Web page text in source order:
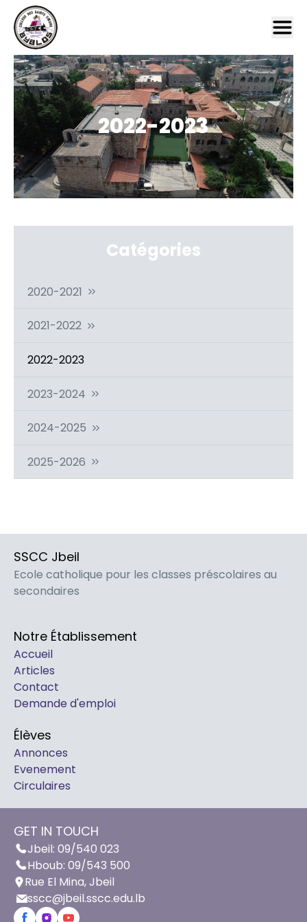
2022-2023
Catégories
2020-2021
2021-2022
2022-2023
2023-2024
2024-2025
2025-2026
SSCC Jbeil
Ecole catholique pour les classes préscolaires au
secondaires
Notre Établissement
Accueil
Articles
Contact
Demande d'emploi
Élèves
Annonces
Evenement
Circulaires
GET IN TOUCH
Jbeil: 09/540 023
Hboub: 09/543 500
Rue El Mina, Jbeil
sscc@jbeil.sscc.edu.lb